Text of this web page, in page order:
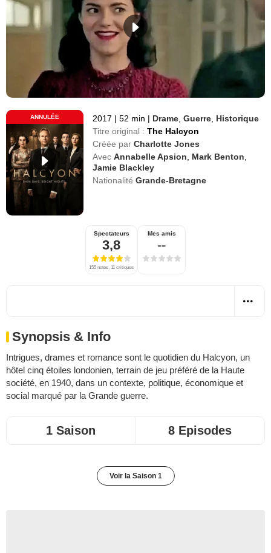
ANNULÉE 2017 | 52 min | Drame ,Guerre Historique
Titre original : The Halcyon
Créée par Charlotte Jones
Avec Annabelle Apsion Mark Benton
Jamie Blackley
Nationalité Grande-Bretagne
Spectateurs
3,8
155 notes, 11 critiques
Mes amis
--
Synopsis & Info
Intrigues, drames et romance sont le quotidien du Halcyon, un
hôtel cinq étoiles londonien, terrain de jeu préféré de la Haute
société, en 1940, dans un contexte, politique, économique et
social marqué par la Grande guerre.
1 Saison 8 Episodes
Voir la Saison 1